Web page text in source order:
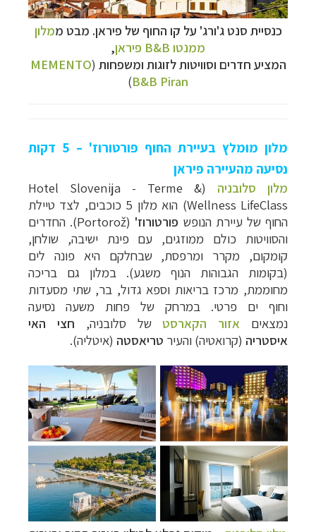
כנסיית סנט ג'ורג' על קו החוף של פיראן. מבט ממלון
ממנטו B&B פיראן
,
המציע חדרים וסוויטות לזוגות ומשפחות (
MEMENTO
B&B Piran
)
מלון מומלץ בעיירת החוף פורטורוז' – 5 דקות
נסיעה מהעיירה פיראן
מלון סלובניה (
Hotel Slovenija - Terme &
Wellness LifeClass
) הוא מלון 5 כוכבים, לצד טיילת
החוף של עיירת הנופש פורטורוז' (
Portorož). החדרים
והסוויטות כולם ממוזגים, עם פינת ישיבה, שולחן,
קומקום, מקרר ומרפסת, שבחלקם היא פונה לים
(בקומות הגבוהות הנוף משגע). במלון גם בריכה
מחוממת, מרכז בריאות וספא גדול, בר, שתי מסעדות
וחוף ים פרטי. במרחק של פחות משעה נסיעה
נמצאים אזור הקארסטשל סלובניה, חצי האי
איסטריה (קרואטיה) והעיר טריאסטה (איטליה).